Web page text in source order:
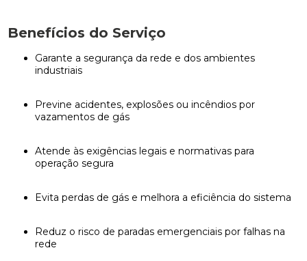
Benefícios do Serviço
Garante a segurança da rede e dos ambientes
industriais
Previne acidentes, explosões ou incêndios por
vazamentos de gás
Atende às exigências legais e normativas para
operação segura
Evita perdas de gás e melhora a eficiência do sistema
Reduz o risco de paradas emergenciais por falhas na
rede